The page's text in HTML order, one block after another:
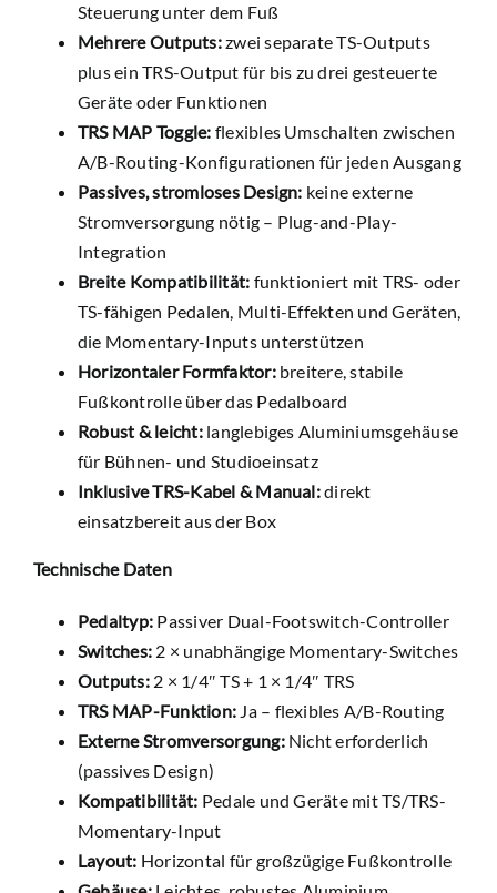
Steuerung unter dem Fuß
Mehrere Outputs:zwei separate TS-Outputs
plus ein TRS-Output für bis zu drei gesteuerte
Geräte oder Funktionen
TRS MAP Toggle: flexibles Umschalten zwischen
A/B-Routing-Konfigurationen für jeden Ausgang
Passives, stromloses Design: keine externe
Stromversorgung nötig – Plug-and-Play-
Integration
Breite Kompatibilität: funktioniert mit TRS- oder
TS-fähigen Pedalen, Multi-Effekten und Geräten,
die Momentary-Inputs unterstützen
Horizontaler Formfaktor:breitere, stabile
Fußkontrolle über das Pedalboard
Robust & leicht:langlebiges Aluminiumsgehäuse
für Bühnen- und Studioeinsatz
Inklusive TRS-Kabel & Manual:direkt
einsatzbereit aus der Box
Technische Daten
Pedaltyp: Passiver Dual-Footswitch-Controller
Switches: 2 × unabhängige Momentary-Switches
Outputs: 2 × 1/4″ TS + 1 × 1/4″ TRS
TRS MAP-Funktion: Ja – flexibles A/B-Routing
Externe Stromversorgung: Nicht erforderlich
(passives Design)
Kompatibilität: Pedale und Geräte mit TS/TRS-
Momentary-Input
Layout: Horizontal für großzügige Fußkontrolle